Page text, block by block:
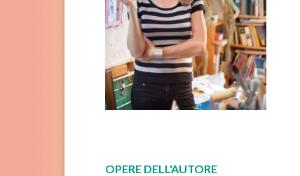
OPERE DELL'AUTORE